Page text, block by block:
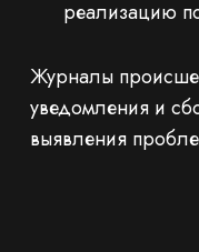
реализацию
Журналы
уведомления и
выявления